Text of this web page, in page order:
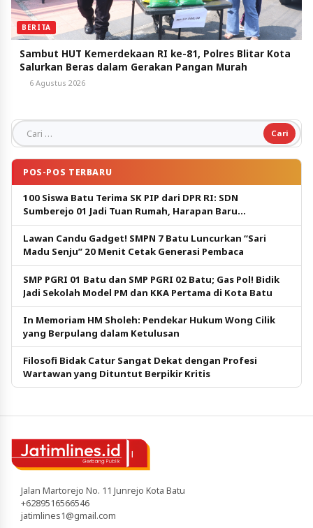
BERITA
Sambut HUT Kemerdekaan RI ke-81, Polres Blitar Kota
Salurkan Beras dalam Gerakan Pangan Murah
6 Agustus 2026
Cari untuk:
POS-POS TERBARU
100 Siswa Batu Terima SK PIP dari DPR RI: SDN
Sumberejo 01 Jadi Tuan Rumah, Harapan Baru
Pendidikan Gratis
Lawan Candu Gadget! SMPN 7 Batu Luncurkan “Sari
Madu Senju” 20 Menit Cetak Generasi Pembaca
SMP PGRI 01 Batu dan SMP PGRI 02 Batu; Gas Pol! Bidik
Jadi Sekolah Model PM dan KKA Pertama di Kota Batu
In Memoriam HM Sholeh: Pendekar Hukum Wong Cilik
yang Berpulang dalam Ketulusan
Filosofi Bidak Catur Sangat Dekat dengan Profesi
Wartawan yang Dituntut Berpikir Kritis
Jalan Martorejo No. 11 Junrejo Kota Batu
+6289516566546
jatimlines1@gmail.com